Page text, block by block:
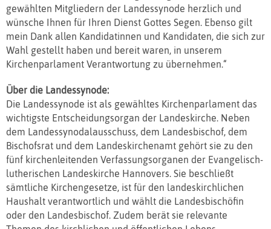
gewählten Mitgliedern der Landessynode herzlich und
wünsche Ihnen für Ihren Dienst Gottes Segen. Ebenso gilt
mein Dank allen Kandidatinnen und Kandidaten, die sich zur
Wahl gestellt haben und bereit waren, in unserem
Kirchenparlament Verantwortung zu übernehmen.“
Über die Landessynode:
Die Landessynode ist als gewähltes Kirchenparlament das
wichtigste Entscheidungsorgan der Landeskirche. Neben
dem Landessynodalausschuss, dem Landesbischof, dem
Bischofsrat und dem Landeskirchenamt gehört sie zu den
fünf kirchenleitenden Verfassungsorganen der Evangelisch-
lutherischen Landeskirche Hannovers. Sie beschließt
sämtliche Kirchengesetze, ist für den landeskirchlichen
Haushalt verantwortlich und wählt die Landesbischöfin
oder den Landesbischof. Zudem berät sie relevante